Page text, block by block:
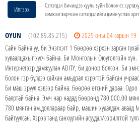
Илгээх
Сэтгэгдэл бичихдээ хууль зүйн болон ёс
хэмжээг зөрчсөн сэтгэгдэлийг админ устгах
OYUN (102.89.85.215)
2025 оны 04 сарын 19
Сайн байна уу, би Энэтхэгт 1 бөөрөө хэрхэн зарсан
хуваалцахыг хүсч байна. Би Монголын Оюутолгойн хүн.
Интернетээр дамжуулан ADITY, би донор болсон. Би
болон гэр бүлдээ сайхан амьдрал хэрэгтэй байсан
Би маш эрүүл хэвээр байна. бөөрөө өгсний дараа. Одоо
баяртай байна. Эмч нар надад бөөрөнд 780,000.00
780 мянган ам.доллараар байр, машин худалдаж
байгуулсан. Хэрэв танд санхүүгийн асуудал/сорилттой